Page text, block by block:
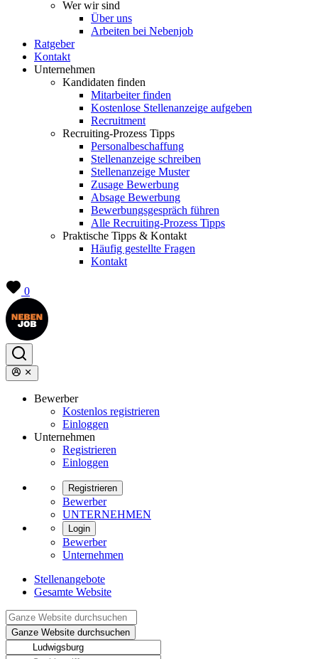
Wer wir sind
Über uns
Arbeiten bei Nebenjob
Ratgeber
Kontakt
Unternehmen
Kandidaten finden
Mitarbeiter finden
Kostenlose Stellenanzeige aufgeben
Recruitment
Recruiting-Prozess Tipps
Personalbeschaffung
Stellenanzeige schreiben
Stellenanzeige Muster
Zusage Bewerbung
Absage Bewerbung
Bewerbungsgespräch führen
Alle Recruiting-Prozess Tipps
Praktische Tipps & Kontakt
Häufig gestellte Fragen
Kontakt
0
Bewerber
Kostenlos registrieren
Einloggen
Unternehmen
Registrieren
Einloggen
Registrieren
Bewerber
UNTERNEHMEN
Login
Bewerber
Unternehmen
Stellenangebote
Gesamte Website